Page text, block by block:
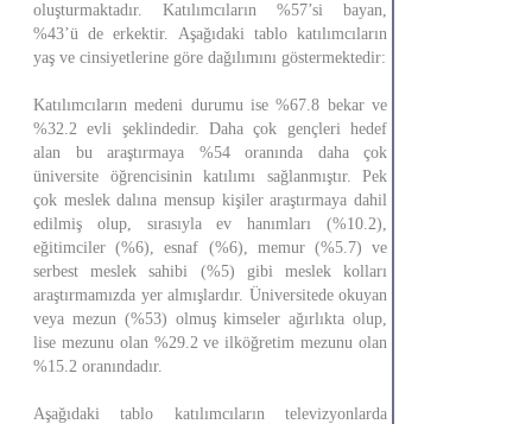
oluşturmaktadır. Katılımcıların %57’si bayan,
%43’ü de erkektir. Aşağıdaki tablo katılımcıların
yaş ve cinsiyetlerine göre dağılımını göstermektedir:
Katılımcıların medeni durumu ise %67.8 bekar ve
%32.2 evli şeklindedir. Daha çok gençleri hedef
alan bu araştırmaya %54 oranında daha çok
üniversite öğrencisinin katılımı sağlanmıştır. Pek
çok meslek dalına mensup kişiler araştırmaya dahil
edilmiş olup, sırasıyla ev hanımları (%10.2),
eğitimciler (%6), esnaf (%6), memur (%5.7) ve
serbest meslek sahibi (%5) gibi meslek kolları
araştırmamızda yer almışlardır. Üniversitede okuyan
veya mezun (%53) olmuş kimseler ağırlıkta olup,
lise mezunu olan %29.2 ve ilköğretim mezunu olan
%15.2 oranındadır.
Aşağıdaki tablo katılımcıların televizyonlarda